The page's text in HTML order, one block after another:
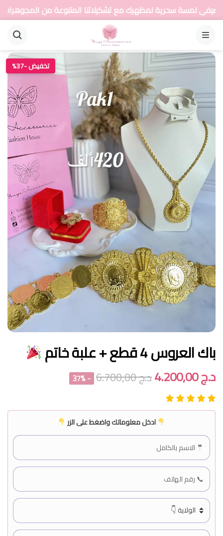
لمظهرك مع تشكيلاتنا المتنوعة من المجوهرات
القائمة
تخفيض -37%
باك العروس 4 قطع + علبة خاتم
د.ج4.200,00 د.ج6.700,00
- 37%
ادخل معلوماتك واضغط على الزر